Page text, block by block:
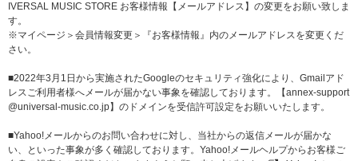
IVERSAL MUSIC STORE お客様情報【メールアドレス】の変更をお願い致しま
す。
※マイページ＞会員情報変更＞『お客様情報』内のメールアドレスを変更くだ
さい。
■2022年3月1日から実施されたGoogleのセキュリティ強化により、Gmailアド
レスご利用者様へメールが届かない事象を確認しております。【annex-support
@universal-music.co.jp】のドメインを受信許可設定をお願いいたします。
■Yahoo!メールからのお問い合わせに対し、当社からの返信メールが届かな
い、といった事象が多く確認しております。Yahoo!メールヘルプからお客様ご